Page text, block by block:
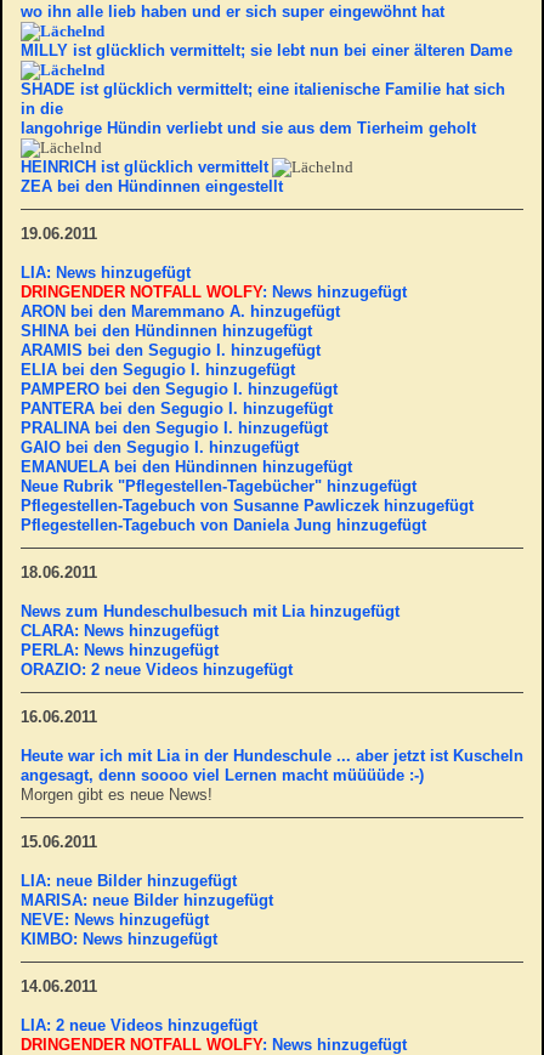
wo ihn alle lieb haben und er sich super eingewöhnt hat
MILLY ist glücklich vermittelt; sie lebt nun bei einer älteren Dame
SHADE ist glücklich vermittelt; eine italienische Familie hat sich
in die
langohrige Hündin verliebt und sie aus dem Tierheim geholt
HEINRICH ist glücklich vermittelt
ZEA bei den Hündinnen eingestellt
19.06.2011
LIA: News hinzugefügt
DRINGENDER NOTFALL WOLFY: News hinzugefügt
ARON bei den Maremmano A. hinzugefügt
SHINA bei den Hündinnen hinzugefügt
ARAMIS bei den Segugio I. hinzugefügt
ELIA bei den Segugio I. hinzugefügt
PAMPERO bei den Segugio I. hinzugefügt
PANTERA bei den Segugio I. hinzugefügt
PRALINA bei den Segugio I. hinzugefügt
GAIO bei den Segugio I. hinzugefügt
EMANUELA bei den Hündinnen hinzugefügt
Neue Rubrik "Pflegestellen-Tagebücher" hinzugefügt
Pflegestellen-Tagebuch von Susanne Pawliczek hinzugefügt
Pflegestellen-Tagebuch von Daniela Jung hinzugefügt
18.06.2011
News zum Hundeschulbesuch mit Lia hinzugefügt
CLARA: News hinzugefügt
PERLA: News hinzugefügt
ORAZIO: 2 neue Videos hinzugefügt
16.06.2011
Heute war ich mit Lia in der Hundeschule ... aber jetzt ist Kuscheln
angesagt, denn soooo viel Lernen macht müüüüde :-)
Morgen gibt es neue News!
15.06.2011
LIA: neue Bilder hinzugefügt
MARISA: neue Bilder hinzugefügt
NEVE: News hinzugefügt
KIMBO: News hinzugefügt
14.06.2011
LIA: 2 neue Videos hinzugefügt
DRINGENDER NOTFALL WOLFY: News hinzugefügt